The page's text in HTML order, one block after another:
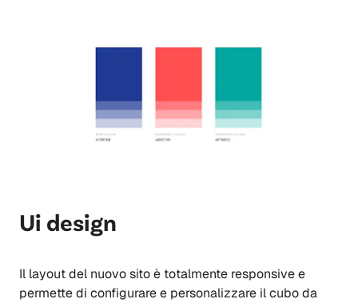
Ui design
Il layout del nuovo sito è totalmente responsive e
permette di configurare e personalizzare il cubo da